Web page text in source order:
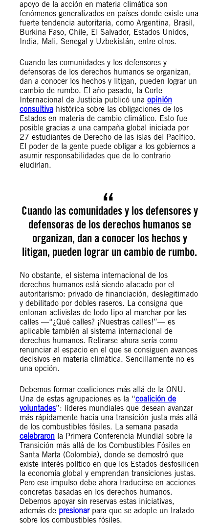
apoyo de la acción en materia climática son
fenómenos generalizados en países donde existe una
fuerte tendencia autoritaria, como Argentina, Brasil,
Burkina Faso, Chile, El Salvador, Estados Unidos,
India, Mali, Senegal y Uzbekistán, entre otros.
Cuando las comunidades y los defensores y
defensoras de los derechos humanos se organizan,
dan a conocer los hechos y litigan, pueden lograr un
cambio de rumbo. El año pasado, la Corte
Internacional de Justicia publicó una opinión
consultiva histórica sobre las obligaciones de los
Estados en materia de cambio climático. Esto fue
posible gracias a una campaña global iniciada por
27 estudiantes de Derecho de las islas del Pacífico.
El poder de la gente puede obligar a los gobiernos a
asumir responsabilidades que de lo contrario
eludirían.
Cuando las comunidades y los defensores y
defensoras de los derechos humanos se
organizan, dan a conocer los hechos y
litigan, pueden lograr un cambio de rumbo.
No obstante, el sistema internacional de los
derechos humanos está siendo atacado por el
autoritarismo: privado de financiación, deslegitimado
y debilitado por dobles raseros. La consigna que
entonan activistas de todo tipo al marchar por las
calles —“¿Qué calles? ¡Nuestras calles!”— es
aplicable también al sistema internacional de
derechos humanos. Retirarse ahora sería como
renunciar al espacio en el que se consiguen avances
decisivos en materia climática. Sencillamente no es
una opción.
Debemos formar coaliciones más allá de la ONU.
Una de estas agrupaciones es la “coalición de
voluntades”: líderes mundiales que desean avanzar
más rápidamente hacia una transición justa más allá
de los combustibles fósiles. La semana pasada
celebraron la Primera Conferencia Mundial sobre la
Transición más allá de los Combustibles Fósiles en
Santa Marta (Colombia), donde se demostró que
existe interés político en que los Estados desfosilicen
la economía global y emprendan transiciones justas.
Pero ese impulso debe ahora traducirse en acciones
concretas basadas en los derechos humanos.
Debemos apoyar sin reservas estas iniciativas,
además de presionarpara que se adopte un tratado
sobre los combustibles fósiles.